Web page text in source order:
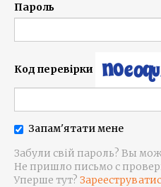
Пароль
Код перевірки
Запам'ятати мене
Забули свій пароль? Вы
Не пришло письмо с
Уперше тут?